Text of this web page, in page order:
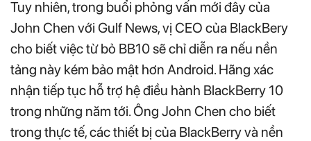
Tuy nhiên, trong buổi phỏng vấn mới đây của
John Chen với Gulf News, vị CEO của BlackBery
cho biết việc từ bỏ BB10 sẽ chỉ diễn ra nếu nền
tảng này kém bảo mật hơn Android. Hãng xác
nhận tiếp tục hỗ trợ hệ điều hành BlackBerry 10
trong những năm tới. Ông John Chen cho biết
trong thực tế, các thiết bị của BlackBerry và nền